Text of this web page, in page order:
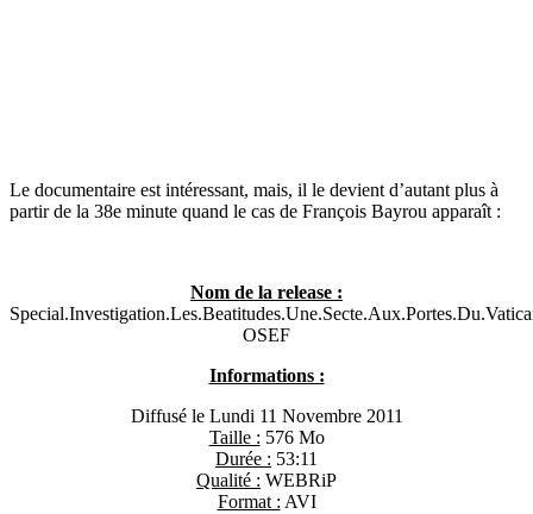
Le documentaire est intéressant, mais, il le devient d’autant plus à
partir de la 38e minute quand le cas de François Bayrou apparaît :
Nom de la release :
OSEF
Informations :
Diffusé le Lundi 11 Novembre 2011
Taille : 576 Mo
Durée : 53:11
Qualité : WEBRiP
Format : AVI